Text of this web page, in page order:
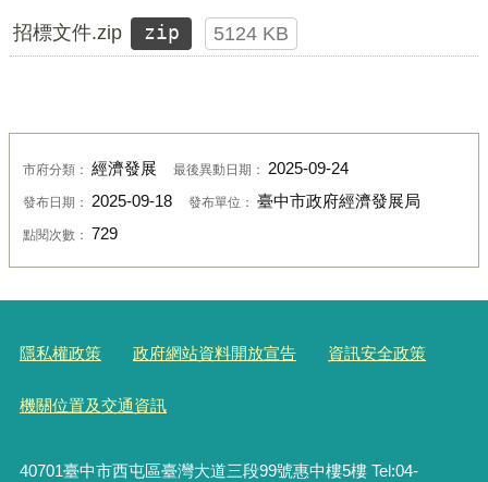
招標文件.zip zip 5124 KB
市府分類： 經濟發展 最後異動日期： 2025-09-24
發布日期： 2025-09-18 發布單位： 臺中市政府經濟發展局
點閱次數： 729
隱私權政策 政府網站資料開放宣告 資訊安全政策
機關位置及交通資訊
40701臺中市西屯區臺灣大道三段99號惠中樓5樓 Tel:04-